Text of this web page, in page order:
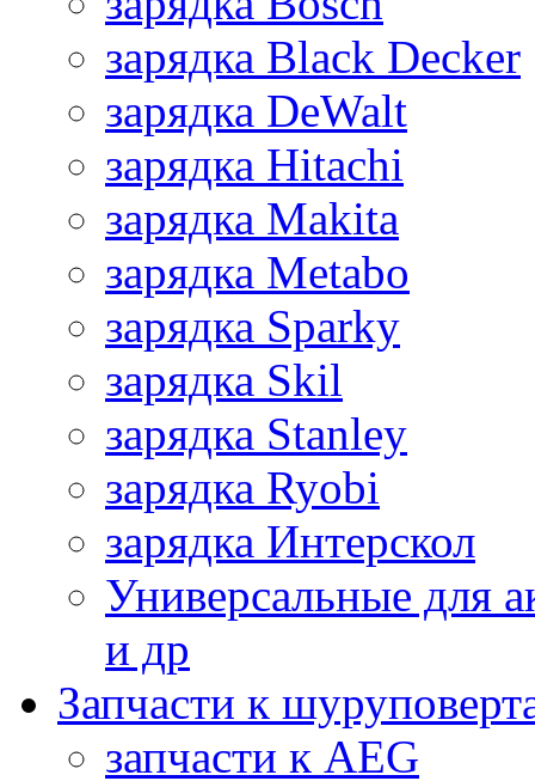
зарядка Black Decker
зарядка DeWalt
зарядка Hitachi
зарядка Makita
зарядка Metabo
зарядка Sparky
зарядка Skil
зарядка Stanley
зарядка Ryobi
зарядка Интерскол
Универсальные для
и др
Запчасти к
запчасти к AEG